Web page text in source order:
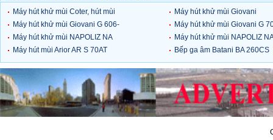
Máy hút khử mùi Coter, hút mùi
tốc độ cao
Máy hút khử mùi Giovani
Concord 702
Máy hút khử mùi Giovani G 606-
SS1
Máy hút khử mùi Giovani G
Máy hút khử mùi NAPOLIZ NA
070 H
Máy hút khử mùi NAPOLIZ NA
090HK
Máy hút mùi Arior AR S 70AT Bếp ga âm Batani BA 260CS